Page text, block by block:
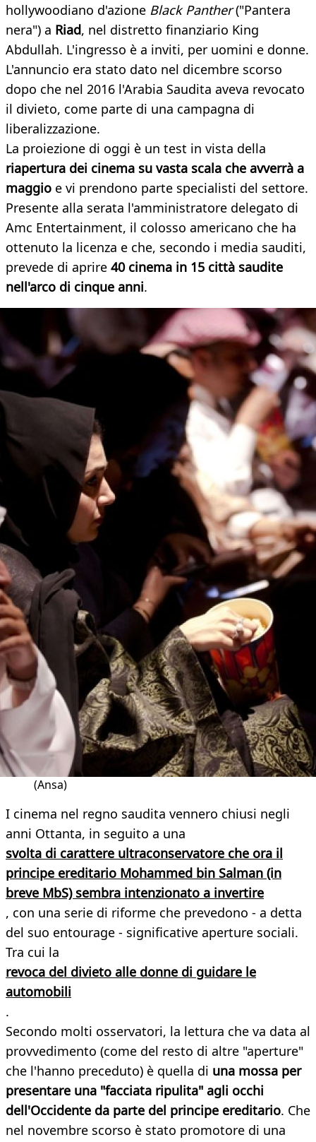
hollywoodiano d'azione Black Panther("Pantera
nera") a Riad, nel distretto finanziario King
Abdullah. L'ingresso è a inviti, per uomini e donne.
L'annuncio era stato dato nel dicembre scorso
dopo che nel 2016 l'Arabia Saudita aveva revocato
il divieto, come parte di una campagna di
liberalizzazione.
La proiezione di oggi è un test in vista della
riapertura dei cinema su vasta scala che avverrà a
maggio e vi prendono parte specialisti del settore.
Presente alla serata l'amministratore delegato di
Amc Entertainment, il colosso americano che ha
ottenuto la licenza e che, secondo i media sauditi,
prevede di aprire 40 cinema in 15 città saudite
nell'arco di cinque anni.
(Ansa)
I cinema nel regno saudita vennero chiusi negli
anni Ottanta, in seguito a una
svolta di carattere ultraconservatore che ora il
principe ereditario Mohammed bin Salman (in
breve MbS) sembra intenzionato a invertire
, con una serie di riforme che prevedono - a detta
del suo entourage - significative aperture sociali.
Tra cui la
revoca del divieto alle donne di guidare le
automobili
.
Secondo molti osservatori, la lettura che va data al
provvedimento (come del resto di altre "aperture"
che l'hanno preceduto) è quella di una mossa per
presentare una "facciata ripulita" agli occhi
dell'Occidente da parte del principe ereditario. Che
nel novembre scorso è stato promotore di una